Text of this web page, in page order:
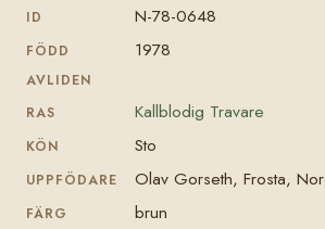
ID N-78-0648
FÖDD 1978
AVLIDEN
RAS
Kallblodig Travare
KÖN Sto
UPPFÖDARE Olav Gorseth, Frosta,
FÄRG brun